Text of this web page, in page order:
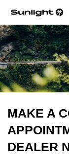
MAKE A
DEALER